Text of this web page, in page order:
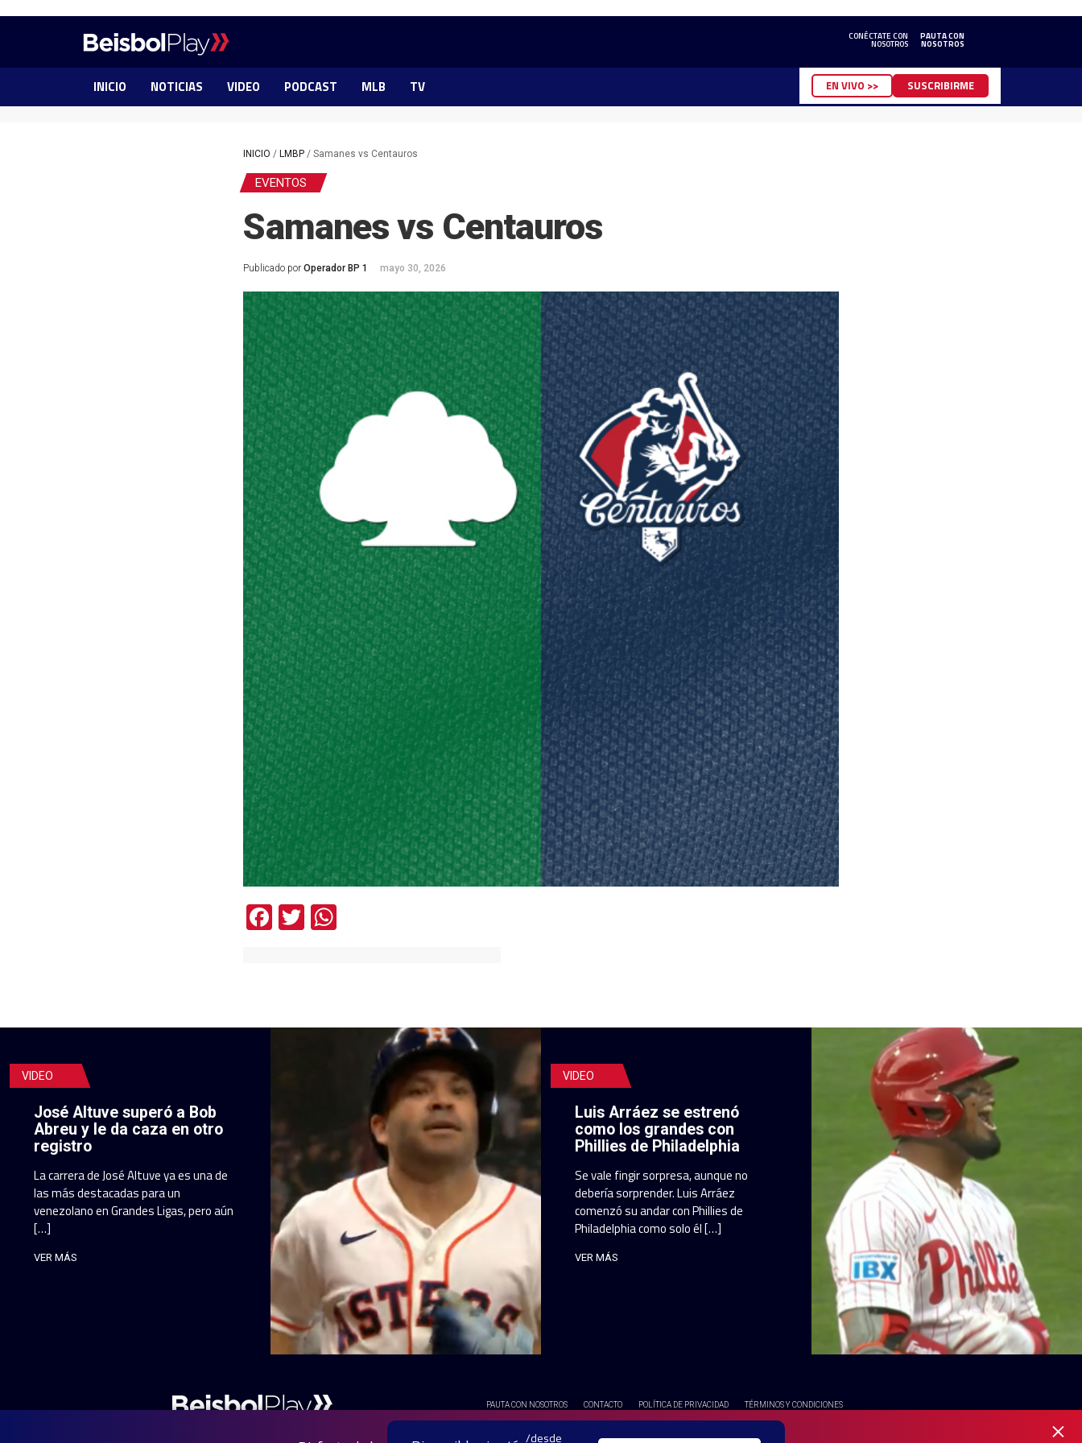
CONÉCTATE CON
NOSOTROS
PAUTA CON
NOSOTROS
INICIO NOTICIAS VIDEO PODCAST MLB TV EN VIVO >> SUSCRIBIRME
INICIO / LMBP /Samanes vs Centauros
EVENTOS
Samanes vs Centauros
Publicado porOperador BP 1 mayo 30, 2026
Facebook
Twitter
VIDEO
José Altuve superó a Bob
Abreu y le da caza en otro
registro
La carrera de José Altuve ya es una de
las más destacadas para un
venezolano en Grandes Ligas, pero aún
[…]
VER MÁS
VIDEO
Luis Arráez se estrenó
como los grandes con
Phillies de Philadelphia
Se vale fingir sorpresa, aunque no
debería sorprender. Luis Arráez
comenzó su andar con Phillies de
Philadelphia como solo él […]
VER MÁS
PAUTA CON NOSOTROS CONTACTO POLÍTICA DE PRIVACIDAD TÉRMINOS Y CONDICIONES
© 2025 TODOS LOS DERECHOS RESERVADOS - UNA MARCA REGISTRADA DE Ole Interactive LLC
/desde ×